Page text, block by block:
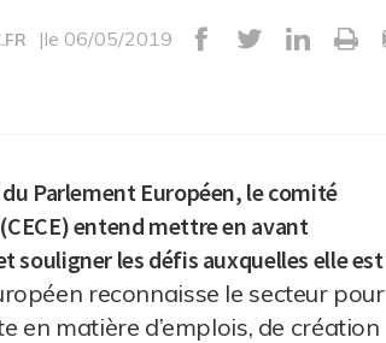
|le 06/05/2019
Parlement Européen, le comité
entend mettre en avant
souligner les défis auxquelles elle est
reconnaisse le secteur pour
en matière d’emplois, de création